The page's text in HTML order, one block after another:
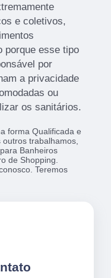
e coletivos,
porque esse tipo
por
a privacidade
ou
os sanitários.
forma Qualificada e
trabalhamos,
Banheiros
de Shopping.
Teremos